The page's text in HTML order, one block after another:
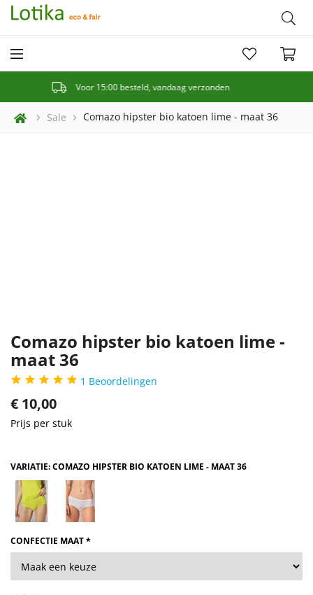
€5 korting bij inschrijving op de nieuwsbrief
Sale Comazo hipster bio katoen lime - maat 36
Comazo hipster bio katoen lime -
maat 36
1 Beoordelingen
€ 10,00
Prijs per stuk
VARIATIE: COMAZO HIPSTER BIO KATOEN LIME - MAAT 36
CONFECTIE MAAT *